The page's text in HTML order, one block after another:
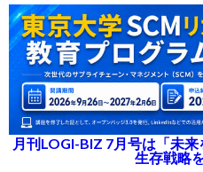
月刊LOGI-BIZ 7月号は「未
生存戦略